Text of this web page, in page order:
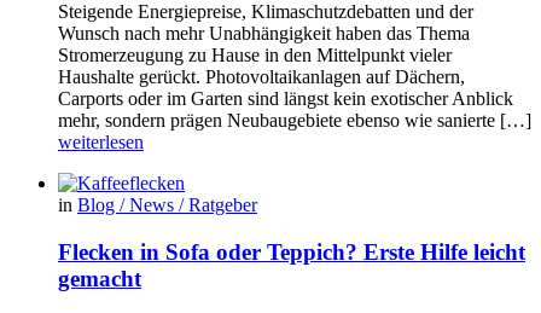
Steigende Energiepreise, Klimaschutzdebatten und der
Wunsch nach mehr Unabhängigkeit haben das Thema
Stromerzeugung zu Hause in den Mittelpunkt vieler
Haushalte gerückt. Photovoltaikanlagen auf Dächern,
Carports oder im Garten sind längst kein exotischer Anblick
mehr, sondern prägen Neubaugebiete ebenso wie sanierte […]
weiterlesen
in Blog / News / Ratgeber
Flecken in Sofa oder Teppich? Erste Hilfe leicht
gemacht